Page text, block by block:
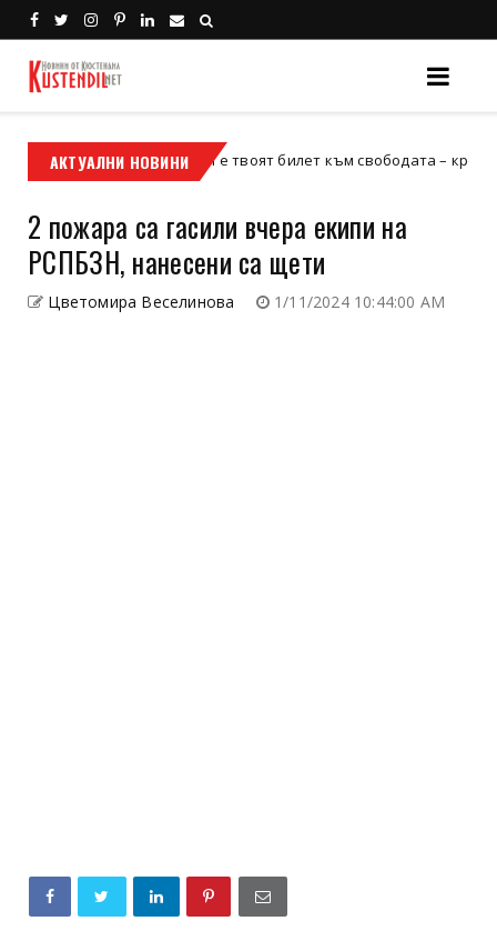
АКТУАЛНИ НОВИНИ
кросов мотор Кой е твоят билет към свободата – кросовият
2 пожара са гасили вчера екипи на
РСПБЗН, нанесени са щети
Цветомира Веселинова 1/11/2024 10:44:00 AM